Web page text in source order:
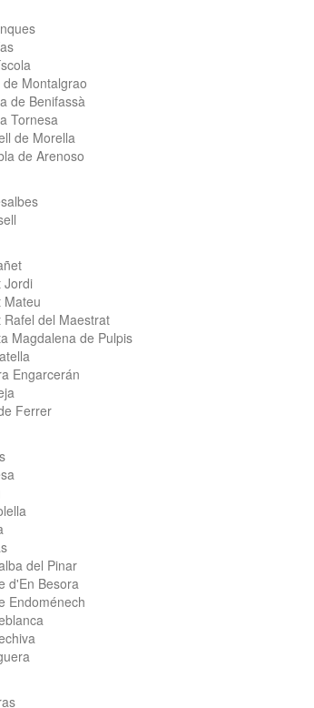
Montalgrao
de Benifassà
Tornesa
de Morella
de Arenoso
Jordi
Mateu
del Maestrat
Magdalena de Pulpis
Engarcerán
Ferrer
del Pinar
d'En Besora
Endoménech